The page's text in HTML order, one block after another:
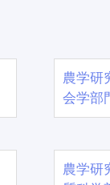
農学
会学部
農学